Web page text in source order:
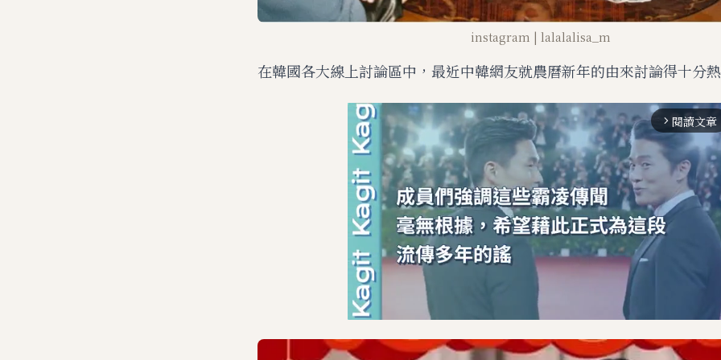
instagram | lalalalisa_m
在韓國各大線上討論區中，最近中韓網友就農曆新年的由來討論得十分
arrow_forward_ios 閱讀文章